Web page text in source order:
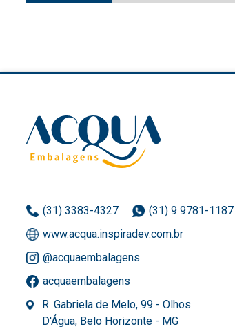
(31) 3383-4327
(31) 9 9781-1187
www.acqua.inspiradev.com.br
@acquaembalagens
acquaembalagens
R. Gabriela de Melo, 99 - Olhos
D'Água, Belo Horizonte - MG